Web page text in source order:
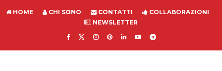
HOME CHI SONO CONTATTI
COLLABORAZIONI
NEWSLETTER